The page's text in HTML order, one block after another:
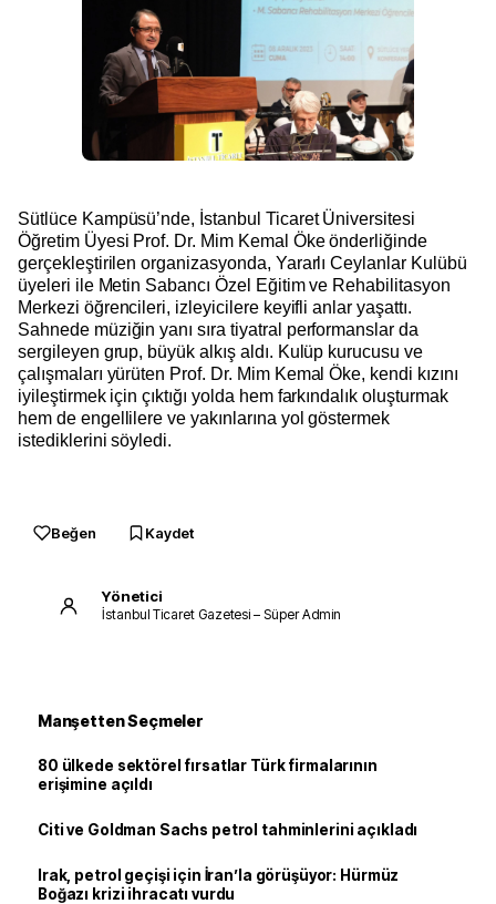
Sütlüce Kampüsü’nde, İstanbul Ticaret Üniversitesi
Öğretim Üyesi Prof. Dr. Mim Kemal Öke önderliğinde
gerçekleştirilen organizasyonda, Yararlı Ceylanlar Kulübü
üyeleri ile Metin Sabancı Özel Eğitim ve Rehabilitasyon
Merkezi öğrencileri, izleyicilere keyifli anlar yaşattı.
Sahnede müziğin yanı sıra tiyatral performanslar da
sergileyen grup, büyük alkış aldı. Kulüp kurucusu ve
çalışmaları yürüten Prof. Dr. Mim Kemal Öke, kendi kızını
iyileştirmek için çıktığı yolda hem farkındalık oluşturmak
hem de engellilere ve yakınlarına yol göstermek
istediklerini söyledi.
Beğen Kaydet
Yönetici
İstanbul Ticaret Gazetesi – Süper Admin
Manşetten Seçmeler
80 ülkede sektörel fırsatlar Türk firmalarının
erişimine açıldı
Citi ve Goldman Sachs petrol tahminlerini açıkladı
Irak, petrol geçişi için İran’la görüşüyor: Hürmüz
Boğazı krizi ihracatı vurdu